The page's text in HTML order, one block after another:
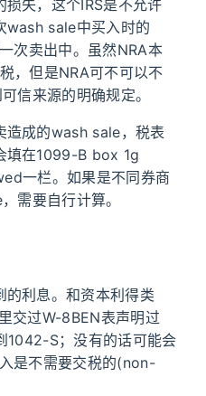
失，这个IRS是不允许
wash sale中买入时的
次卖出中。虽然NRA本
，但是NRA可不可以不
信来源的明确规定。
造成的wash sale，税表
填在1099-B box 1g
一栏。如果是不同券商
需要自行计算。
的利息。和资本利得类
交过W-8BEN表声明过
1042-S；没有的话可能会
是不需要交税的(non-